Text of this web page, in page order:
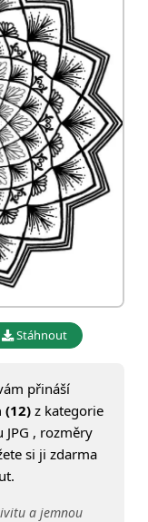
Stáhnout
přináší
z kategorie
, rozměry
si ji zdarma
a jemnou